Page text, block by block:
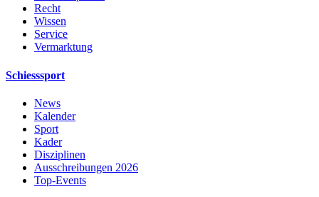
Recht
Wissen
Service
Vermarktung
Schiesssport
News
Kalender
Sport
Kader
Disziplinen
Ausschreibungen 2026
Top-Events